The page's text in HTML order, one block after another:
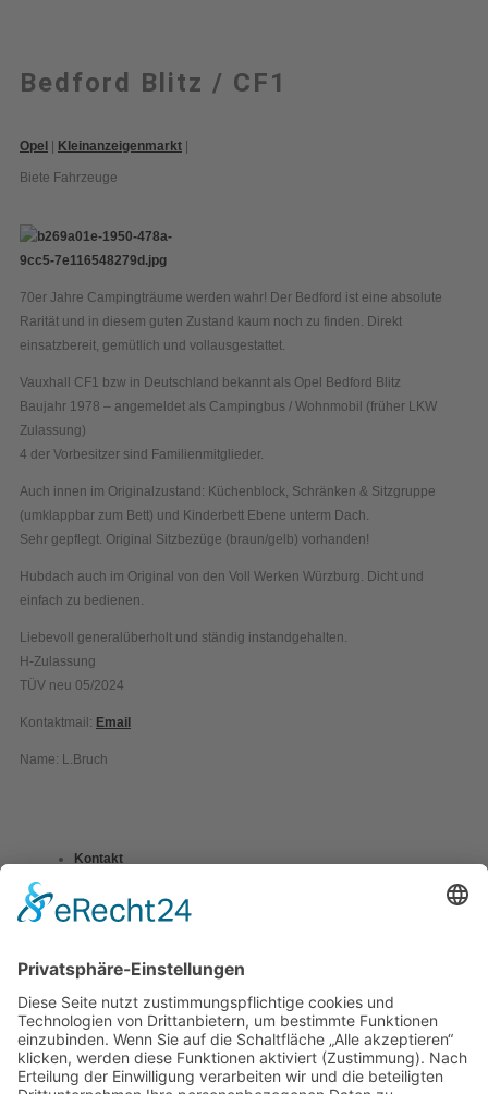
Bedford Blitz / CF1
Opel Kleinanzeigenmarkt
Biete Fahrzeuge
70er Jahre Campingträume werden wahr! Der Bedford ist eine absolute
Rarität und in diesem guten Zustand kaum noch zu finden. Direkt
einsatzbereit, gemütlich und vollausgestattet.
Vauxhall CF1 bzw in Deutschland bekannt als Opel Bedford Blitz
Baujahr 1978 – angemeldet als Campingbus / Wohnmobil (früher LKW
Zulassung)
4 der Vorbesitzer sind Familienmitglieder.
Auch innen im Originalzustand: Küchenblock, Schränken & Sitzgruppe
(umklappbar zum Bett) und Kinderbett Ebene unterm Dach.
Sehr gepflegt. Original Sitzbezüge (braun/gelb) vorhanden!
Hubdach auch im Original von den Voll Werken Würzburg. Dicht und
einfach zu bedienen.
Liebevoll generalüberholt und ständig instandgehalten.
H-Zulassung
TÜV neu 05/2024
Kontaktmail: Email
Name: L.Bruch
Kontakt
Datenschutzerklärung
Umsetzung:DOUBLE-A-DESIGN